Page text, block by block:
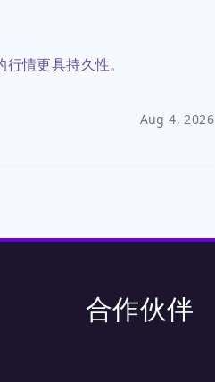
情更具持久性。
Aug 4, 2026
合作伙伴